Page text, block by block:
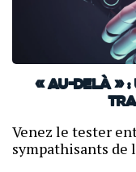
« Au-delà »
Venez le tester
sympathisants de